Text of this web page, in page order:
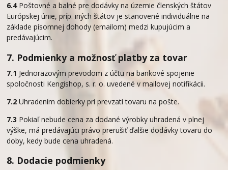
6.4Poštovné a balné pre dodávky na územie členských štátov
Európskej únie, príp. iných štátov je stanovené individuálne na
základe písomnej dohody (emailom) medzi kupujúcim a
predávajúcim.
7. Podmienky a možnosť platby za tovar
7.1 Jednorazovým prevodom z účtu na bankové spojenie
spoločnosti Kengishop, s. r. o. uvedené v mailovej notifikácii.
7.2 Uhradením dobierky pri prevzatí tovaru na pošte.
7.3 Pokiaľ nebude cena za dodané výrobky uhradená v plnej
výške, má predávajúci právo prerušiť ďalšie dodávky tovaru do
doby, kedy bude cena uhradená.
8. Dodacie podmienky